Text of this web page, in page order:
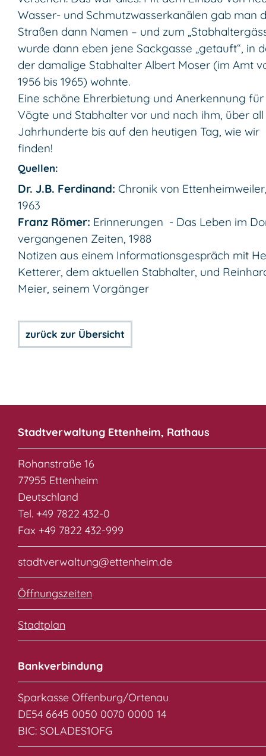
Wasser- und Schmutzwasserkanälen gab man
Straßen dann Namen – und zum
wurde dann eben jene Sackgasse „getauft“, in
der damalige Stabhalter Albert Moser (im Amt
1956 bis 1965) wohnte.
Eine schöne Ehrerbietung und Anerkennung für
Vögte und Stabhalter vor und nach ihm, über
Jahrhunderte bis auf den heutigen Tag, wie wir
finden!
Quellen:
Dr. J.B. Ferdinand: Chronik von
1963
Franz Römer: Erinnerungen - Das Leben im
vergangenen Zeiten, 1988
Notizen aus einem Informationsgespräch mit
Ketterer, dem aktuellen Stabhalter, und
Meier, seinem Vorgänger
zurück zur Übersicht
Stadtverwaltung Ettenheim, Rathaus
Rohanstraße 16
77955 Ettenheim
Deutschland
Tel. +49 7822 432-0
Fax +49 7822 432-999
stadtverwaltung@ettenheim.de
Öffnungszeiten
Stadtplan
Bankverbindung
Sparkasse Offenburg/Ortenau
DE54 6645 0050 0070 0000 14
BIC: SOLADES1OFG